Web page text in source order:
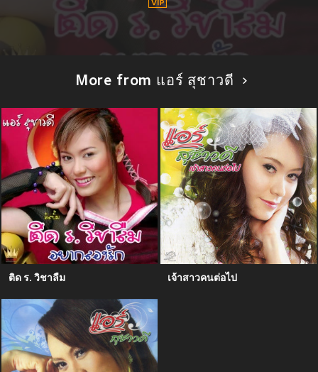
More from แอร์ สุชาวดี
ติด ร. วิชาลืม เจ้าสาวคนต่อไป